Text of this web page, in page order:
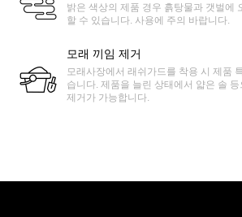
밝은 색상의 제품 경우 흙탕물과 갯벌에
할 수 있습니다. 사용에 주의 바랍니다.
모래 끼임 제거
모래사장에서 래쉬가드를 착용 시 제품
습니다. 제품을 늘린 상태에서 얇은 솔
제거가 가능합니다.